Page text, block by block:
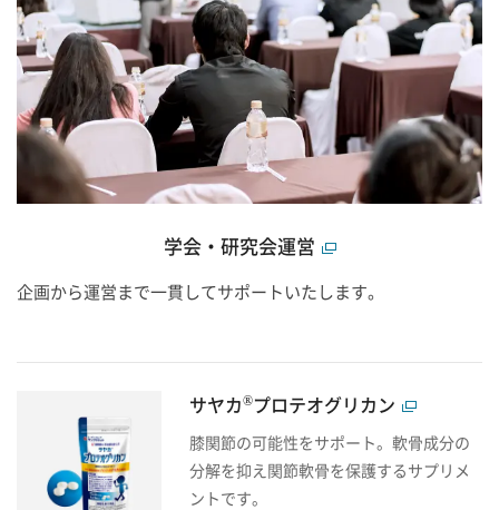
学会・研究会運営
企画から運営まで一貫してサポートいたします。
サヤカ®プロテオグリカン
膝関節の可能性をサポート。軟骨成分の
分解を抑え関節軟骨を保護するサプリメ
ントです。